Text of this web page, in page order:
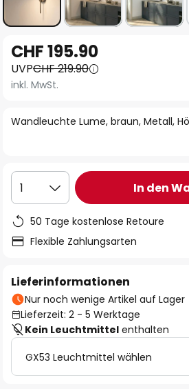
Anfang
der
Bildgalerie
Wandleuchte Lume, braun, Metall,
CHF 195.90
UVPCHF 219.90
inkl. MwSt.
1 In den
50 Tage kostenlose Retoure
Flexible Zahlungsarten
Lieferinformationen
Nur noch wenige Artikel auf Lager
Lieferzeit: 2 - 5 Werktage
Kein Leuchtmittel enthalten
GX53 Leuchtmittel wählen